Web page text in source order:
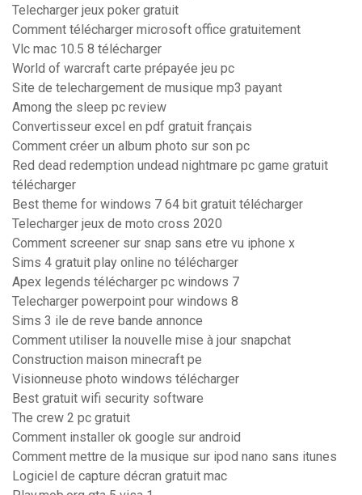
Telecharger jeux poker gratuit
Comment télécharger microsoft office gratuitement
Vlc mac 10.5 8 télécharger
World of warcraft carte prépayée jeu pc
Site de telechargement de musique mp3 payant
Among the sleep pc review
Convertisseur excel en pdf gratuit français
Comment créer un album photo sur son pc
Red dead redemption undead nightmare pc game gratuit
télécharger
Best theme for windows 7 64 bit gratuit télécharger
Telecharger jeux de moto cross 2020
Comment screener sur snap sans etre vu iphone x
Sims 4 gratuit play online no télécharger
Apex legends télécharger pc windows 7
Telecharger powerpoint pour windows 8
Sims 3 ile de reve bande annonce
Comment utiliser la nouvelle mise à jour snapchat
Construction maison minecraft pe
Visionneuse photo windows télécharger
Best gratuit wifi security software
The crew 2 pc gratuit
Comment installer ok google sur android
Comment mettre de la musique sur ipod nano sans itunes
Logiciel de capture décran gratuit mac